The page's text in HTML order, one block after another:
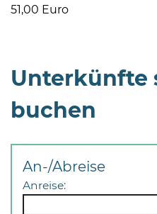
51,00 Euro
Unterkünfte
buchen
An-/Abreise
Anreise: